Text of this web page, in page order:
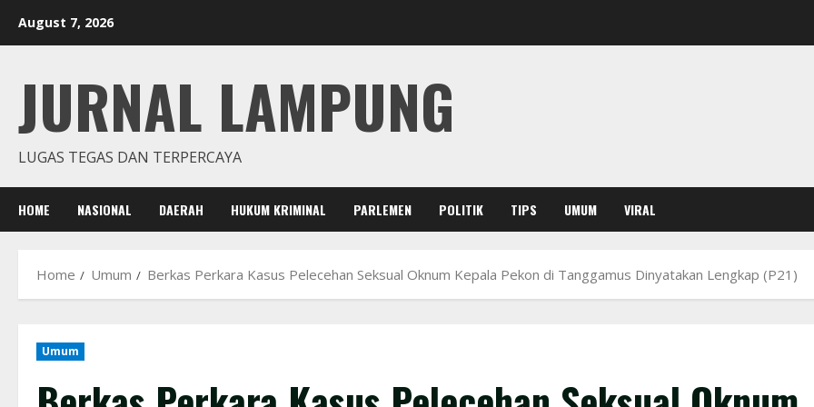
August 7, 2026
JURNAL LAMPUNG
LUGAS TEGAS DAN TERPERCAYA
HOME NASIONAL DAERAH HUKUM KRIMINAL PARLEMEN POLITIK TIPS UMUM VIRAL
Home Umum Berkas Perkara Kasus Pelecehan Seksual Oknum Kepala Pekon di Tanggamus Dinyatakan Lengkap (P21)
Umum